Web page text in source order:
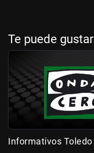
Te puede gustar
Informativos Toledo